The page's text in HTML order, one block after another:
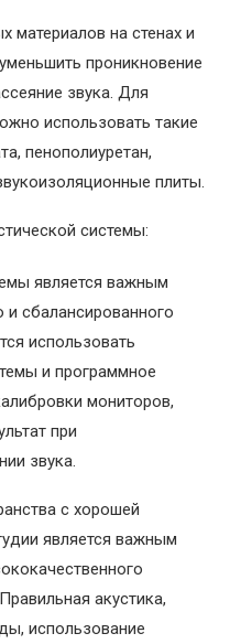
материалов на стенах и
проникновение
звука. Для
использовать такие
пенополиуретан,
плиты.
системы:
является важным
сбалансированного
использовать
и программное
мониторов,
при
звука.
с хорошей
является важным
акустика,
использование